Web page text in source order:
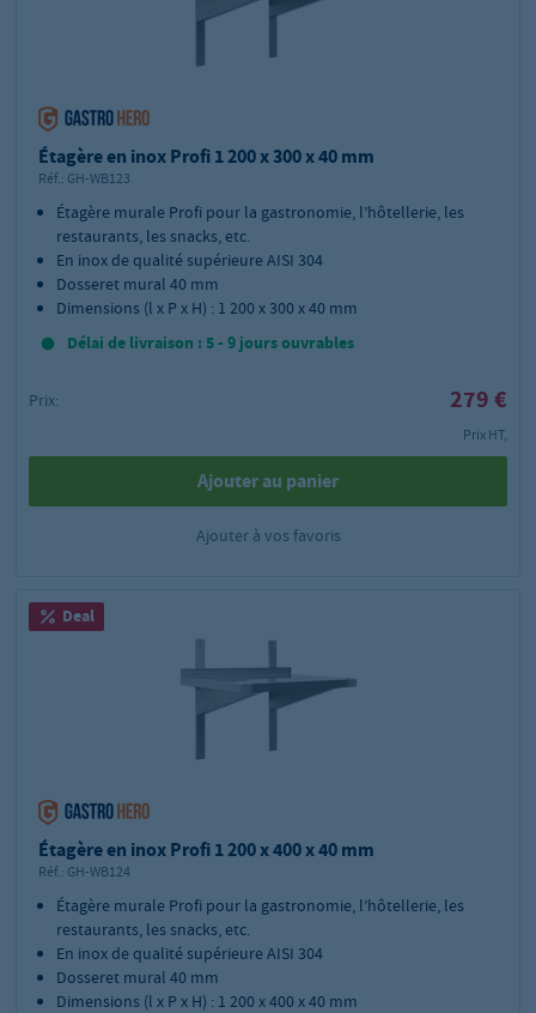
Étagère en inox Profi 1 200 x 300 x 40 mm
Réf.: GH-WB123
Étagère murale Profi pour la gastronomie, l’hôtellerie, les
restaurants, les snacks, etc.
En inox de qualité supérieure AISI 304
Dosseret mural 40 mm
Dimensions (l x P x H) : 1 200 x 300 x 40 mm
Délai de livraison : 5 - 9 jours ouvrables
Prix: 279 €
Prix HT,
Ajouter au panier
Ajouter à vos favoris
Deal
Étagère en inox Profi 1 200 x 400 x 40 mm
Réf.: GH-WB124
Étagère murale Profi pour la gastronomie, l’hôtellerie, les
restaurants, les snacks, etc.
En inox de qualité supérieure AISI 304
Dosseret mural 40 mm
Dimensions (l x P x H) : 1 200 x 400 x 40 mm